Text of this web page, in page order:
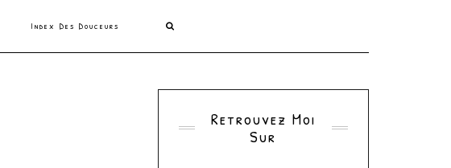
Index Des Douceurs
Retrouvez Moi
Sur